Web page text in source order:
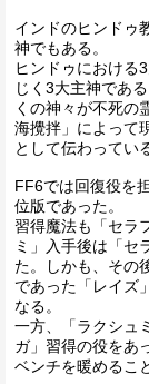
インドのヒンドゥ
神でもある。
ヒンドゥにおける
じく3大主神であ
くの神々が不死の
海攪拌」によって
として伝わってい
FF6では回復役を
位版であった。
習得魔法も「セラ
ミ」入手後は「セ
た。しかも、その
であった「レイズ
なる。
一方、「ラクシュ
ガ」習得の役をあ
ベンチを暖めるこ